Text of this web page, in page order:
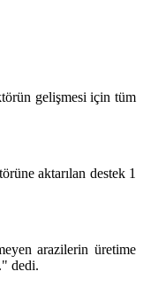
gelişmesi için tüm
aktarılan destek 1
arazilerin üretime
dedi.